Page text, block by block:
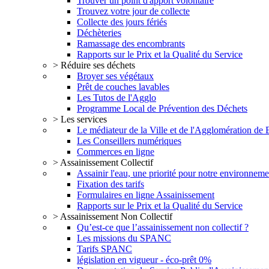
Trouvez votre jour de collecte
Collecte des jours fériés
Déchèteries
Ramassage des encombrants
Rapports sur le Prix et la Qualité du Service
> Réduire ses déchets
Broyer ses végétaux
Prêt de couches lavables
Les Tutos de l'Agglo
Programme Local de Prévention des Déchets
> Les services
Le médiateur de la Ville et de l'Agglomération de
Les Conseillers numériques
Commerces en ligne
> Assainissement Collectif
Assainir l'eau, une priorité pour notre
Fixation des tarifs
Formulaires en ligne Assainissement
Rapports sur le Prix et la Qualité du Service
> Assainissement Non Collectif
Qu’est-ce que l’assainissement non collectif ?
Les missions du SPANC
Tarifs SPANC
législation en vigueur - éco-prêt 0%